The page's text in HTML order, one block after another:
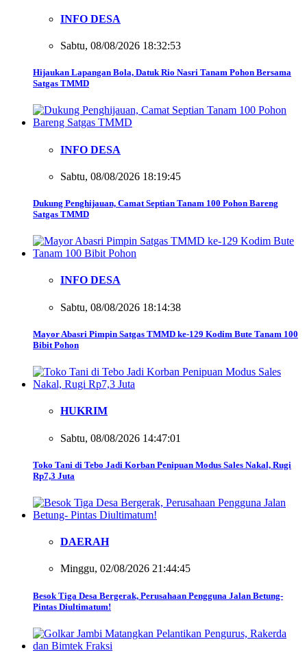
INFO DESA
Sabtu, 08/08/2026 18:32:53
Hijaukan Lapangan Bola, Datuk Rio Nasri Tanam Pohon Bersama
Satgas TMMD
INFO DESA
Sabtu, 08/08/2026 18:19:45
Dukung Penghijauan, Camat Septian Tanam 100 Pohon Bareng
Satgas TMMD
INFO DESA
Sabtu, 08/08/2026 18:14:38
Mayor Abasri Pimpin Satgas TMMD ke-129 Kodim Bute Tanam 100
Bibit Pohon
HUKRIM
Sabtu, 08/08/2026 14:47:01
Toko Tani di Tebo Jadi Korban Penipuan Modus Sales Nakal, Rugi
Rp7,3 Juta
DAERAH
Minggu, 02/08/2026 21:44:45
Besok Tiga Desa Bergerak, Perusahaan Pengguna Jalan Betung-
Pintas Diultimatum!